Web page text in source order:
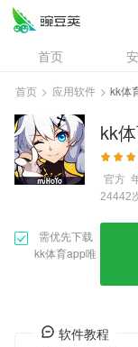
首页
资讯
问答
首页 > 应用软件 > kk体
kk
官方
24442
需优先下载
kk体育app唯
软件教程